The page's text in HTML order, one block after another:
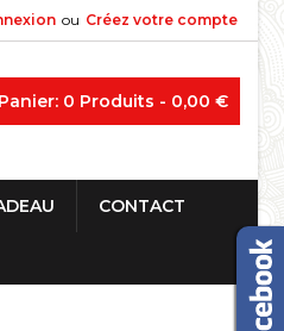
ou Créez votre compte
Panier: 0 Produits - 0,00 €
CONTACT